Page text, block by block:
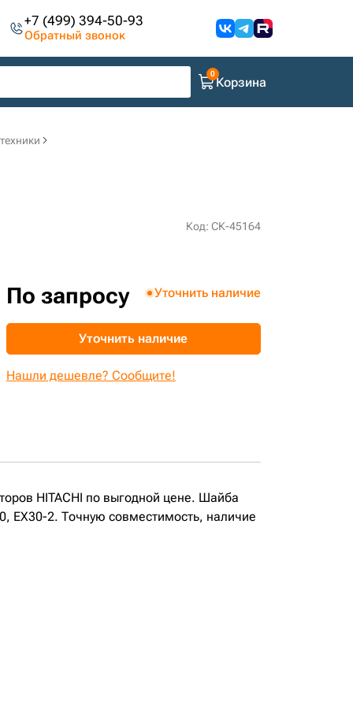
+7 (499) 394-50-93
Обратный звонок
Корзина
Код: СК-45164
По запросу Уточнить наличие
Уточнить наличие
Нашли дешевле? Сообщите!
HITACHI по выгодной цене. Шайба
EX30-2. Точную совместимость, наличие